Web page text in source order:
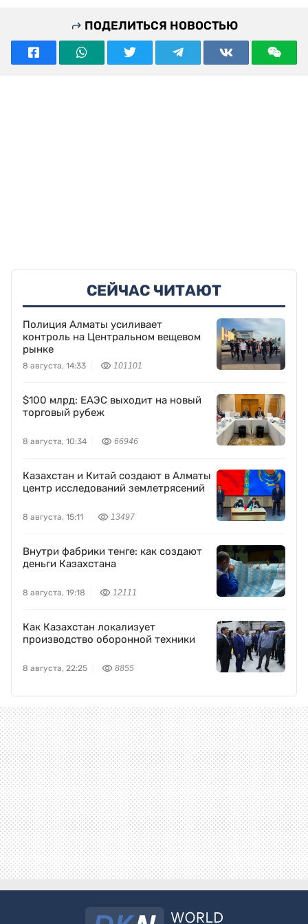
ПОДЕЛИТЬСЯ НОВОСТЬЮ
СЕЙЧАС ЧИТАЮТ
Полиция Алматы усиливает
контроль на Центральном вещевом
рынке
8 августа, 14:33 101101
$100 млрд: ЕАЭС выходит на новый
торговый рубеж
8 августа, 10:34 66946
Казахстан и Китай создают в Алматы
центр исследований землетрясений
8 августа, 15:11 13497
Внутри фабрики тенге: как создают
деньги Казахстана
8 августа, 19:18 12111
Как Казахстан локализует
производство оборонной техники
8 августа, 22:25 8855